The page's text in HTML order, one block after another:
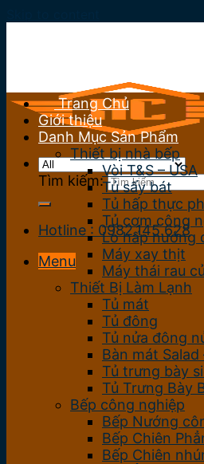
Tìm kiếm:
Hotline : 0982.145.628
Menu
Trang Chủ
Giới thiệu
Danh Mục Sản Phẩm
Thiết bị nhà bếp
Vòi T&S – USA
Tủ sấy bát
Tủ hấp thực
Tủ cơm công
Lò hấp nướng
Máy xay thịt
Máy thái rau
Thiết Bị Làm Lạnh
Tủ mát
Tủ đông
Tủ nửa đông
Bàn mát Salad
Tủ trưng bày
Tủ Trưng Bày
Bếp công nghiệp
Bếp Nướng
Bếp Chiên
Bếp Chiên